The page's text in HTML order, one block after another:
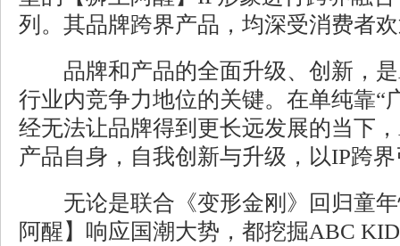
列。其品牌跨界产品，均深受消费者
品牌和产品的全面升级、创新，是
行业内竞争力地位的关键。在单纯靠“
经无法让品牌得到更长远发展的当下
产品自身，自我创新与升级，以IP跨
无论是联合《变形金刚》回归童年
阿醒】响应国潮大势，都挖掘ABC